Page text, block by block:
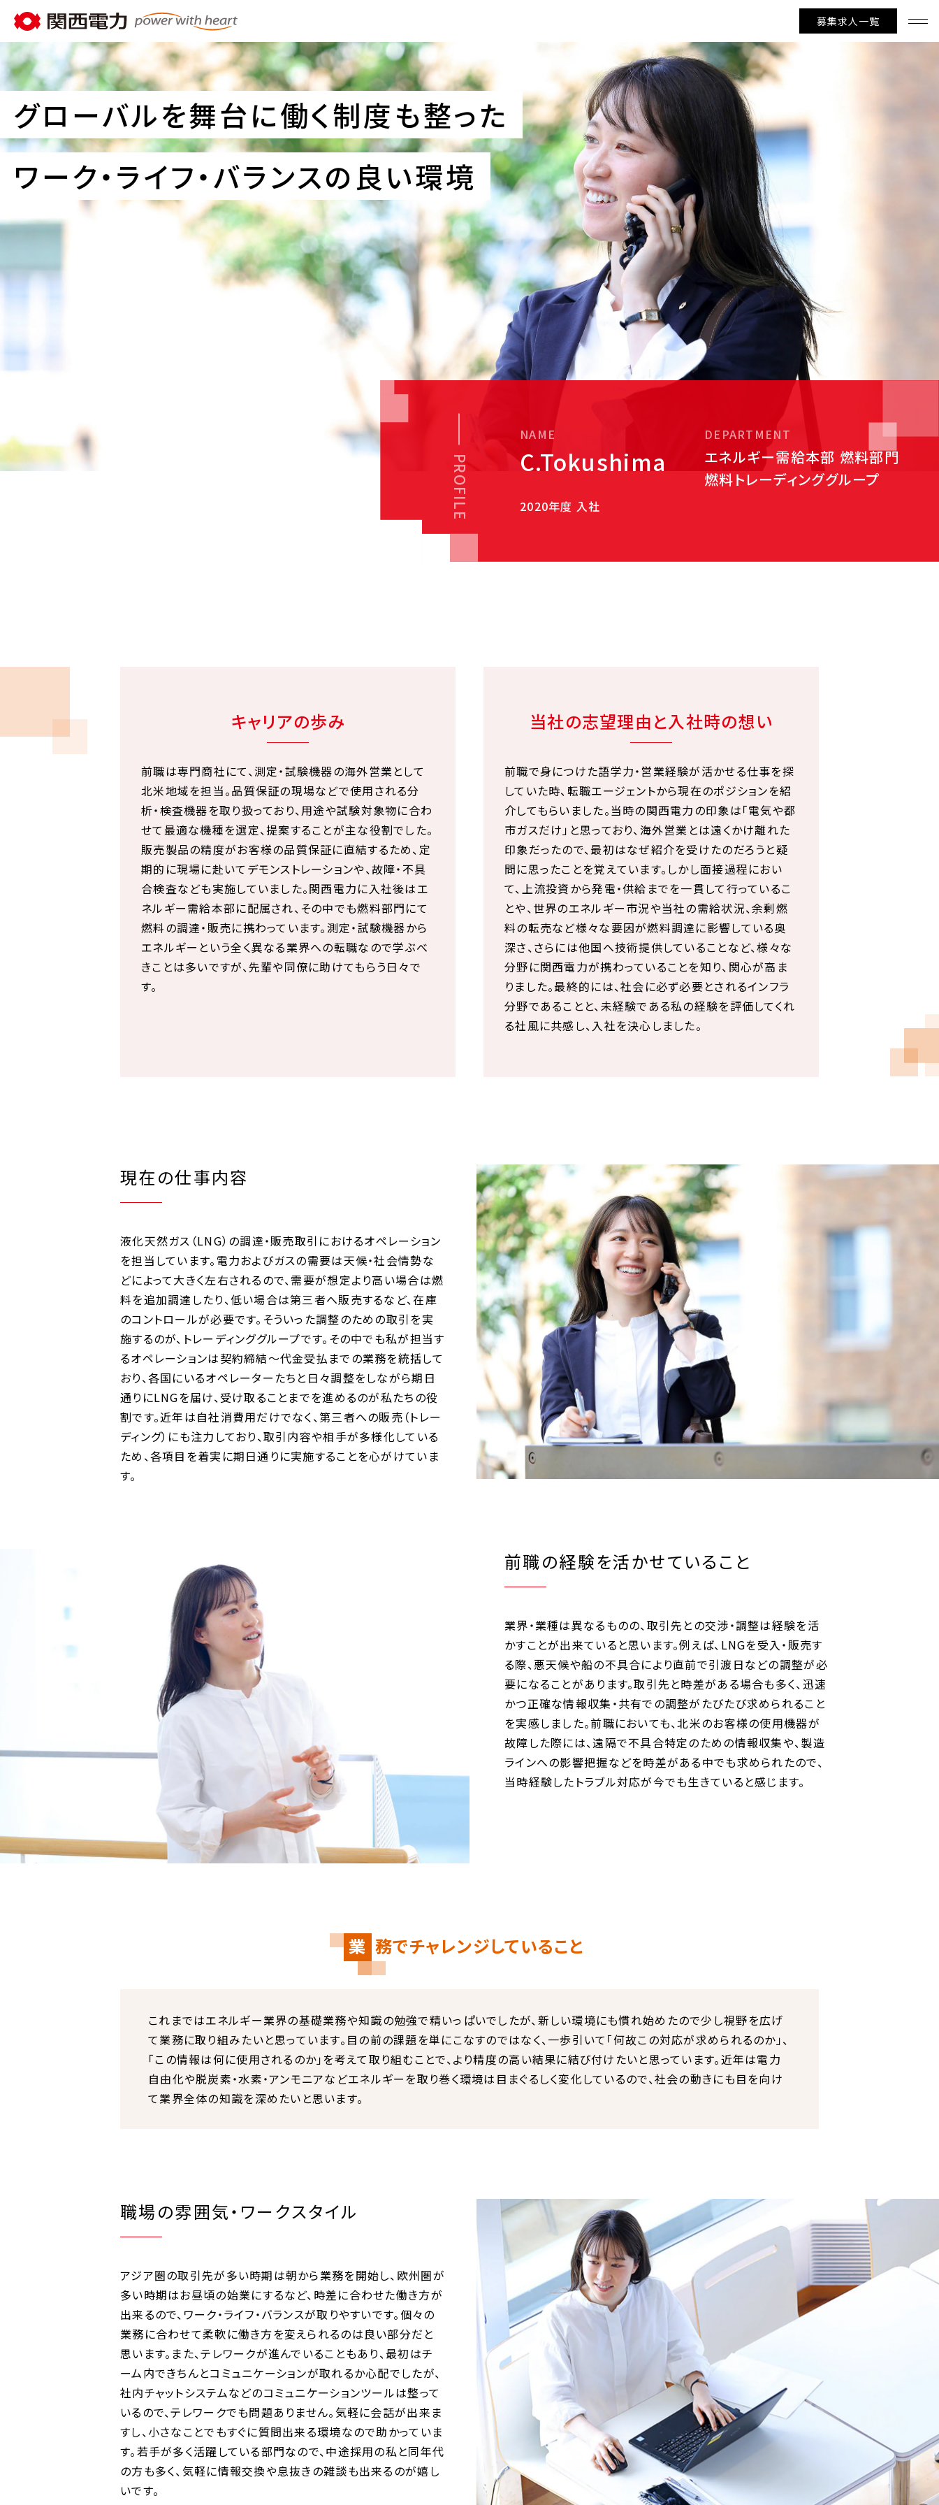
募集求人一覧
WORK&PEOPLE
関西電力の仕事と人
キャリア入社社員アンケート
キャリア社員紹介
クロストーク「グローバルを舞台に活躍する社員編」
クロストーク「異業種から転職を果たした社員編」
RECRUIT
採用情報
雇用条件・福利厚生
選考フロー
採用FAQ
キャリア採用TOPへ
グローバルを舞台に働く制度も整った
ワーク・ライフ・バランスの良い環境
PROFILE
NAME
C.Tokushima
2020年度 入社
DEPARTMENT
エネルギー需給本部 燃料部門
燃料トレーディンググループ
キャリアの歩み
前職は専門商社にて、測定・試験機器の海外営業として
北米地域を担当。品質保証の現場などで使用される分
析・検査機器を取り扱っており、用途や試験対象物に合わ
せて最適な機種を選定、提案することが主な役割でした。
販売製品の精度がお客様の品質保証に直結するため、定
期的に現場に赴いてデモンストレーションや、故障・不具
合検査なども実施していました。関西電力に入社後はエ
ネルギー需給本部に配属され、その中でも燃料部門にて
燃料の調達・販売に携わっています。測定・試験機器から
エネルギーという全く異なる業界への転職なので学ぶべ
きことは多いですが、先輩や同僚に助けてもらう日々で
す。
当社の志望理由と入社時の想い
前職で身につけた語学力・営業経験が活かせる仕事を探
していた時、転職エージェントから現在のポジションを紹
介してもらいました。当時の関西電力の印象は「電気や都
市ガスだけ」と思っており、海外営業とは遠くかけ離れた
印象だったので、最初はなぜ紹介を受けたのだろうと疑
問に思ったことを覚えています。しかし面接過程におい
て、上流投資から発電・供給までを一貫して行っているこ
とや、世界のエネルギー市況や当社の需給状況、余剰燃
料の転売など様々な要因が燃料調達に影響している奥
深さ、さらには他国へ技術提供していることなど、様々な
分野に関西電力が携わっていることを知り、関心が高ま
りました。最終的には、社会に必ず必要とされるインフラ
分野であることと、未経験である私の経験を評価してくれ
る社風に共感し、入社を決心しました。
現在の仕事内容
液化天然ガス（LNG）の調達・販売取引におけるオペレーション
を担当しています。電力およびガスの需要は天候・社会情勢な
どによって大きく左右されるので、需要が想定より高い場合は燃
料を追加調達したり、低い場合は第三者へ販売するなど、在庫
のコントロールが必要です。そういった調整のための取引を実
施するのが、トレーディンググループです。その中でも私が担当す
るオペレーションは契約締結～代金受払までの業務を統括して
おり、各国にいるオペレーターたちと日々調整をしながら期日
通りにLNGを届け、受け取ることまでを進めるのが私たちの役
割です。近年は自社消費用だけでなく、第三者への販売（トレー
ディング）にも注力しており、取引内容や相手が多様化している
ため、各項目を着実に期日通りに実施することを心がけていま
す。
前職の経験を活かせていること
業界・業種は異なるものの、取引先との交渉・調整は経験を活
かすことが出来ていると思います。例えば、LNGを受入・販売す
る際、悪天候や船の不具合により直前で引渡日などの調整が必
要になることがあります。取引先と時差がある場合も多く、迅速
かつ正確な情報収集・共有での調整がたびたび求められること
を実感しました。前職においても、北米のお客様の使用機器が
故障した際には、遠隔で不具合特定のための情報収集や、製造
ラインへの影響把握などを時差がある中でも求められたので、
当時経験したトラブル対応が今でも生きていると感じます。
業 務でチャレンジしていること
これまではエネルギー業界の基礎業務や知識の勉強で精いっぱいでしたが、新しい環境にも慣れ始めたので少し視野を広げ
て業務に取り組みたいと思っています。目の前の課題を単にこなすのではなく、一歩引いて「何故この対応が求められるのか」、
「この情報は何に使用されるのか」を考えて取り組むことで、より精度の高い結果に結び付けたいと思っています。近年は電力
自由化や脱炭素・水素・アンモニアなどエネルギーを取り巻く環境は目まぐるしく変化しているので、社会の動きにも目を向け
て業界全体の知識を深めたいと思います。
職場の雰囲気・ワークスタイル
アジア圏の取引先が多い時期は朝から業務を開始し、欧州圏が
多い時期はお昼頃の始業にするなど、時差に合わせた働き方が
出来るので、ワーク・ライフ・バランスが取りやすいです。個々の
業務に合わせて柔軟に働き方を変えられるのは良い部分だと
思います。また、テレワークが進んでいることもあり、最初はチ
ーム内できちんとコミュニケーションが取れるか心配でしたが、
社内チャットシステムなどのコミュニケーションツールは整って
いるので、テレワークでも問題ありません。気軽に会話が出来ま
すし、小さなことでもすぐに質問出来る環境なので助かっていま
す。若手が多く活躍している部門なので、中途採用の私と同年代
の方も多く、気軽に情報交換や息抜きの雑談も出来るのが嬉し
いです。